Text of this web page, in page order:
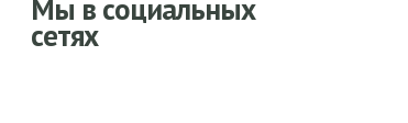
Мы в социальных
сетях